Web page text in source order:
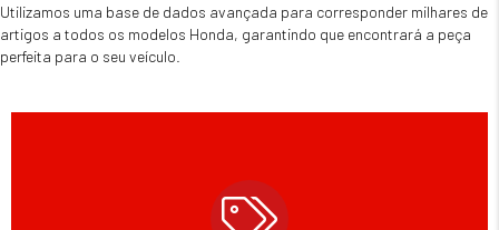
Utilizamos uma base de dados avançada para corresponder milhares de
artigos a todos os modelos Honda, garantindo que encontrará a peça
perfeita para o seu veículo.